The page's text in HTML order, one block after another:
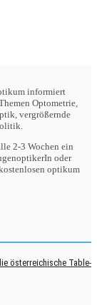
informiert
Optometrie,
vergrößernde
2-3 Wochen ein
oder
optikum
österreichische Table-